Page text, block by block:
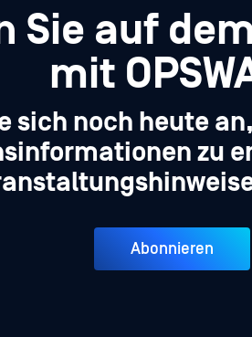
Sie auf
mit
sich noch heute
zu
Abonnieren